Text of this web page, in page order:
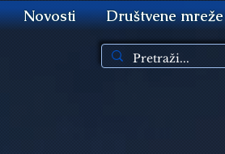
Novosti Društvene mreže